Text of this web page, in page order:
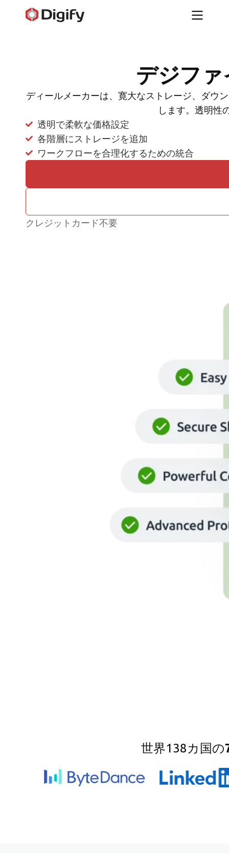
デジファ
ディールメーカーは、寛大なストレージ、ダウ
します。透明性
透明で柔軟な価格設定
各階層にストレージを追加
ワークフローを合理化するための統合
クレジットカード不要
世界138カ国の